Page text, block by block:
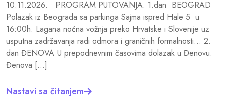
10.11.2026. PROGRAM PUTOVANJA: 1.dan BEOGRAD
Polazak iz Beograda sa parkinga Sajma ispred Hale 5 u
16:00h. Lagana noćna vožnja preko Hrvatske i Slovenije uz
usputna zadržavanja radi odmora i graničnih formalnosti… 2.
dan ĐENOVA U prepodnevnim časovima dolazak u Đenovu.
Đenova […]
Nastavi sa čitanjem